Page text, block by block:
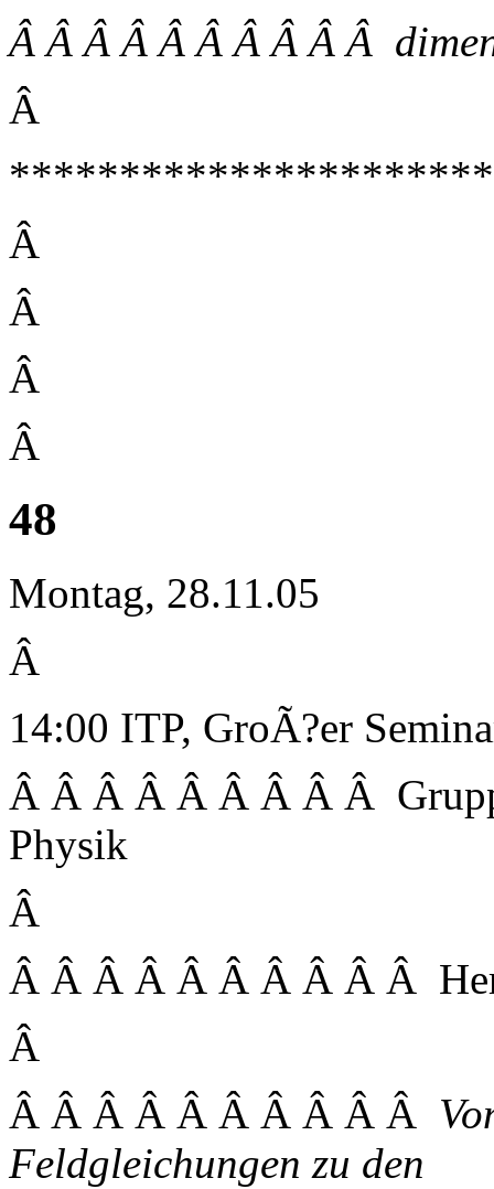
Â Â Â Â Â Â Â Â Â Â
Â
Â
Â
Â
Â
48
Montag, 28.11.05
Â
14:00 ITP, GroÃ?er
Â Â Â Â Â Â Â Â Â
Physik
Â
Â Â Â Â Â Â Â Â Â Â
Â
Â Â Â Â Â Â Â Â Â Â
Feldgleichungen zu den